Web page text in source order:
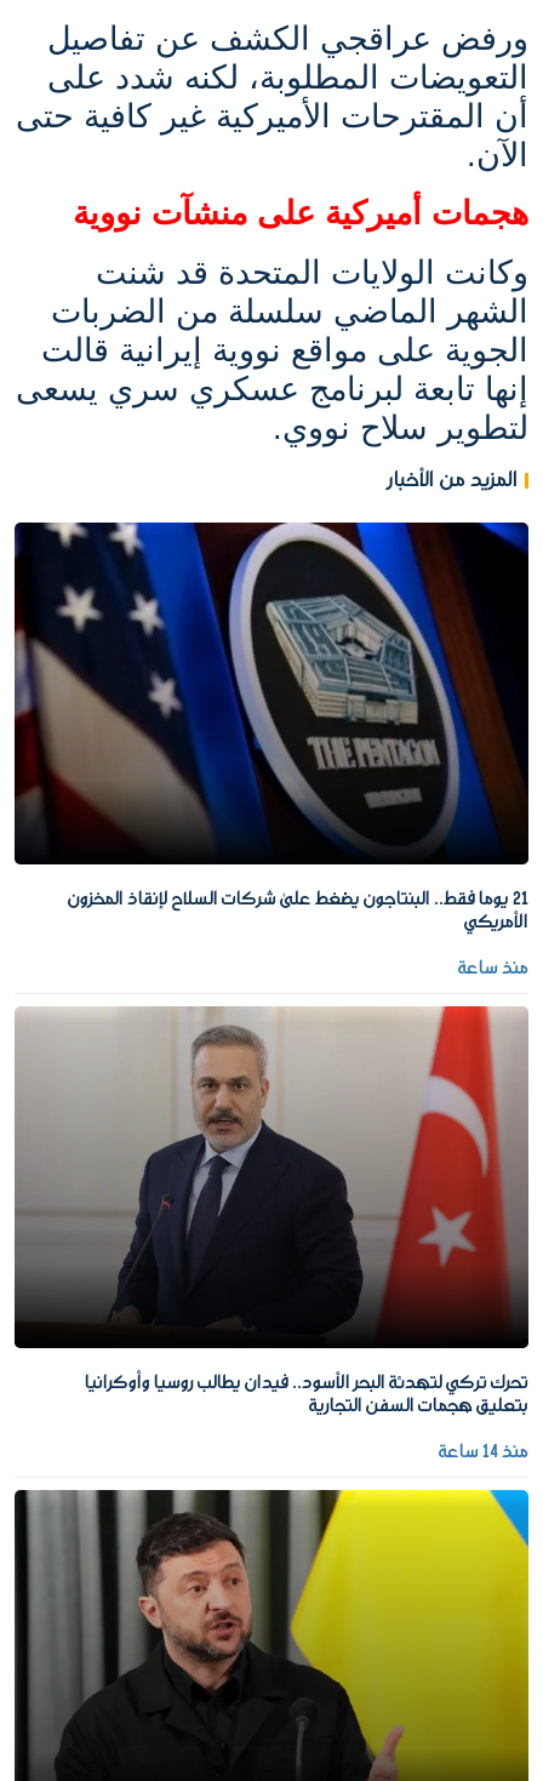
ورفض عراقجي الكشف عن تفاصيل
التعويضات المطلوبة، لكنه شدد على
أن المقترحات الأميركية غير كافية حتى
الآن.
هجمات أميركية على منشآت نووية
وكانت الولايات المتحدة قد شنت
الشهر الماضي سلسلة من الضربات
الجوية على مواقع نووية إيرانية قالت
إنها تابعة لبرنامج عسكري سري يسعى
لتطوير سلاح نووي.
المزيد من الأخبار
21 يوما فقط.. البنتاجون يضغط على شركات السلاح لإنقاذ المخزون
الأمريكي
منذ ساعة
تحرك تركي لتهدئة البحر الأسود.. فيدان يطالب روسيا وأوكرانيا
بتعليق هجمات السفن التجارية
منذ 14 ساعة